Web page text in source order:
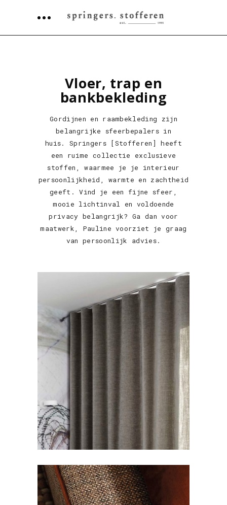
Vloer, trap en
bankbekleding
Gordijnen en raambekleding zijn
belangrijke sfeerbepalers in
huis. Springers [Stofferen] heeft
een ruime collectie exclusieve
stoffen, waarmee je je interieur
persoonlijkheid, warmte en zachtheid
geeft. Vind je een fijne sfeer,
mooie lichtinval en voldoende
privacy belangrijk? Ga dan voor
maatwerk, Pauline voorziet je graag
van persoonlijk advies.